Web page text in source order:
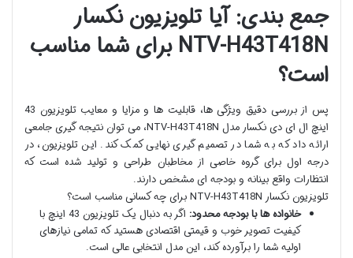
جمع بندی: آیا تلویزیون نکسار
NTV-H43T418N برای شما مناسب
است؟
پس از بررسی دقیق ویژگی ها، قابلیت ها و مزایا و معایب تلویزیون 43
اینچ ال ای دی نکسار مدل NTV-H43T418N، می توان نتیجه گیری جامعی
ارائه داد که به شما در تصمیم گیری نهایی کمک کند. این تلویزیون، در
درجه اول برای گروه خاصی از مخاطبان طراحی و تولید شده است که
انتظارات واقع بینانه و بودجه ای مشخص دارند.
تلویزیون نکسار NTV-H43T418N برای چه کسانی مناسب است؟
خانواده ها با بودجه محدود:
اگر به دنبال یک تلویزیون 43 اینچ با
کیفیت تصویر خوب و قیمتی اقتصادی هستید که تمامی نیازهای
اولیه شما را برآورده کند، این مدل انتخابی عالی است.